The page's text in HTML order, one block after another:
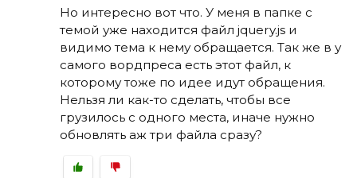
Но интересно вот что. У меня в папке с
темой уже находится файл jquery.js и
видимо тема к нему обращается. Так же в у
самого вордпреса есть этот файл, к
которому тоже по идее идут обращения.
Нельзя ли как-то сделать, чтобы все
грузилось с одного места, иначе нужно
обновлять аж три файла сразу?